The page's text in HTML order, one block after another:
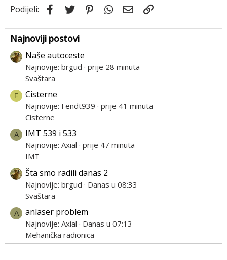
Podijeli: Facebook
Twitter PinterestWhatsApp
Email
Najnoviji postovi
Naše autoceste
Najnovije: brgud prije 28 minuta
Svaštara
F Cisterne
Najnovije: Fendt939 prije 41 minuta
Cisterne
A IMT 539 i 533
Najnovije: Axial prije 47 minuta
IMT
Šta smo radili danas 2
Najnovije: brgud
Danas u 08:33
Svaštara
A anlaser problem
Najnovije: Axial
Danas u 07:13
Mehanička radionica